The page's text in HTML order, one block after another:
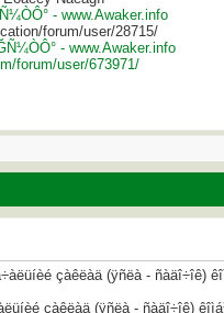
- www.Awaker.info
forum/user/28715/
- www.Awaker.info
forum/user/673971/
çàêëàä (ÿñëà - ñàäî÷îê)
çàêëàä (ÿñëà - ñàäî÷îê)